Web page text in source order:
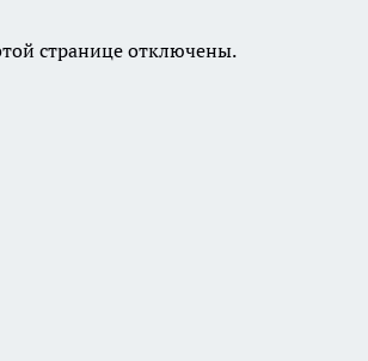
странице отключены.